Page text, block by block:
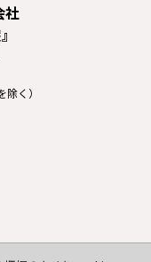
しました。ありが
ます。
しました。ありが
社
く）